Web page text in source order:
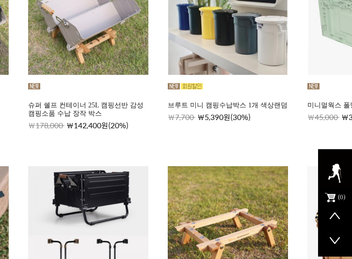
0
슈퍼 쉘프 컨테이너 25L 캠핑선반 감성
캠핑소품 수납 장작 박스
178,000 142,400원(20%)
브루트 미니 캠핑수납박스 1개 색상랜덤
7,700 5,390원(30%)
미니멀웍스
45,000